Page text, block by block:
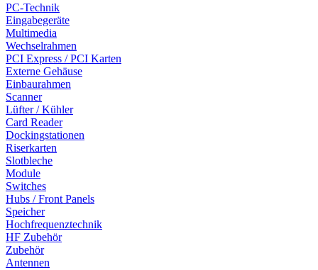
PC-Technik
Eingabegeräte
Multimedia
Wechselrahmen
PCI Express / PCI Karten
Externe Gehäuse
Einbaurahmen
Scanner
Lüfter / Kühler
Card Reader
Dockingstationen
Riserkarten
Slotbleche
Module
Switches
Hubs / Front Panels
Speicher
Hochfrequenztechnik
HF Zubehör
Zubehör
Antennen